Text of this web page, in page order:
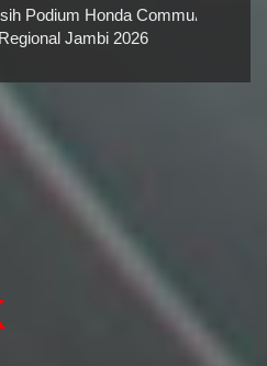
Podium Honda Community
Jambi 2026